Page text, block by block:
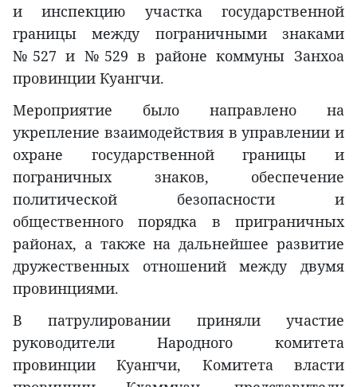
и инспекцию участка государственной
границы между пограничными знаками
№527 и №529 в районе коммуны Занхоа
провинции Куангчи.
Мероприятие было направлено на
укрепление взаимодействия в управлении и
охране государственной границы и
пограничных знаков, обеспечение
политической безопасности и
общественного порядка в приграничных
районах, а также на дальнейшее развитие
дружественных отношений между двумя
провинциями.
В патрулировании приняли участие
руководители Народного комитета
провинции Куангчи, Комитета власти